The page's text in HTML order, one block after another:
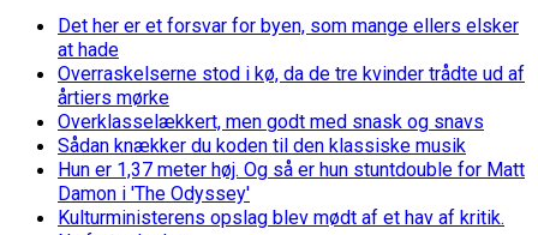
Det her er et forsvar for byen, som mange ellers elsker
at hade
Overraskelserne stod i kø, da de tre kvinder trådte ud af
årtiers mørke
Overklasselækkert, men godt med snask og snavs
Sådan knækker du koden til den klassiske musik
Hun er 1,37 meter høj. Og så er hun stuntdouble for Matt
Damon i 'The Odyssey'
Kulturministerens opslag blev mødt af et hav af kritik.